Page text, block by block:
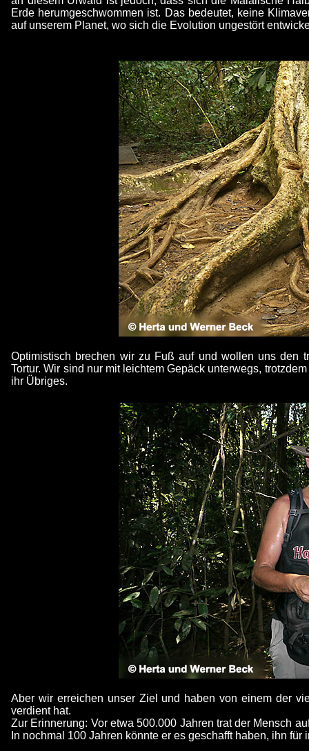
Erde herumgeschwommen ist. Das bedeutet, keine
auf unserem Planet, wo sich die Evolution ungestört
Optimistisch brechen wir zu Fuß auf und wollen uns den
Tortur. Wir sind nur mit leichtem Gepäck unterwegs,
ihr Übriges.
Aber wir erreichen unser Ziel und haben von einem der
verdient hat.
Zur Erinnerung: Vor etwa 500.000 Jahren trat der Mensch
In nochmal 100 Jahren könnte er es geschafft haben, ihn für